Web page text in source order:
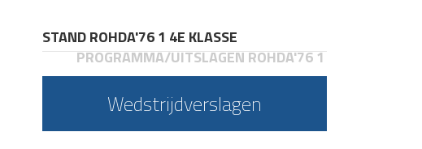
STAND ROHDA'76 1 4E KLASSE
PROGRAMMA/UITSLAGEN ROHDA'76 1
Wedstrijdverslagen